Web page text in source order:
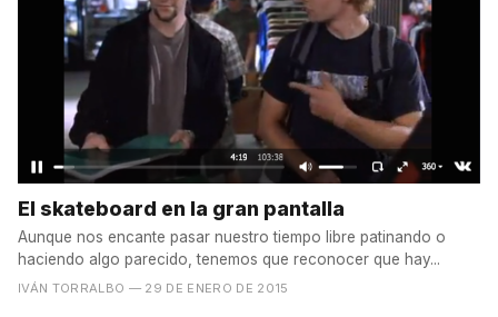
El skateboard en la gran pantalla
Aunque nos encante pasar nuestro tiempo libre patinando o
haciendo algo parecido, tenemos que reconocer que hay...
IVÁN TORRALBO — 29 DE ENERO DE 2015